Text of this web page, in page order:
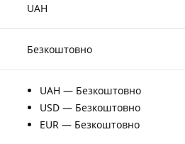
UAH
Безкоштовно
UAH — Безкоштовно
USD — Безкоштовно
EUR — Безкоштовно